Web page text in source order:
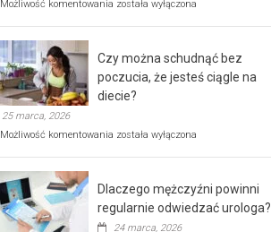
Możliwość komentowania „Zdrowie
bezpłatna
akcja
profilaktyczna
w
już
kwietnia!
została wyłączona
Czy można schudnąć bez
poczucia, że jesteś ciągle na
diecie?
25 marca, 2026
Możliwość komentowania Czy
poczucia,
że
została wyłączona
Dlaczego mężczyźni powinni
regularnie odwiedzać urologa?
24 marca, 2026